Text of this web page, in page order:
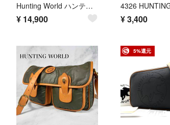
Hunting World ハンティングワールド メッセンジャーバッグ ショルダーバッグ ナイロン
¥ 14,900 ¥3,400
5%還元